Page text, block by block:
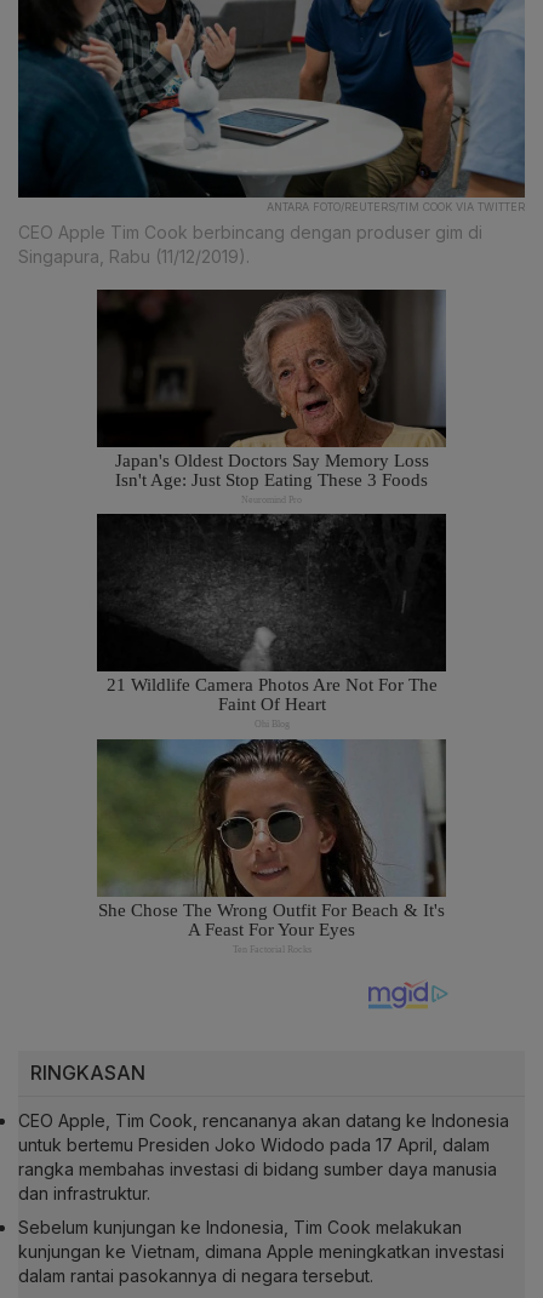
ANTARA FOTO/REUTERS/TIM COOK VIA TWITTER
CEO Apple Tim Cook berbincang dengan produser gim di
Singapura, Rabu (11/12/2019).
RINGKASAN
CEO Apple, Tim Cook, rencananya akan datang ke Indonesia
untuk bertemu Presiden Joko Widodo pada 17 April, dalam
rangka membahas investasi di bidang sumber daya manusia
dan infrastruktur.
Sebelum kunjungan ke Indonesia, Tim Cook melakukan
kunjungan ke Vietnam, dimana Apple meningkatkan investasi
dalam rantai pasokannya di negara tersebut.